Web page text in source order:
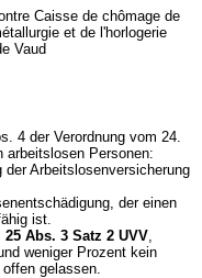
Caisse de chômage de
et de l'horlogerie
Vaud
4 der Verordnung vom 24.
arbeitslosen Personen:
der Arbeitslosenversicherung
der einen
ist.
25 Abs. 3 Satz 2 UVV,
weniger Prozent kein
gelassen.